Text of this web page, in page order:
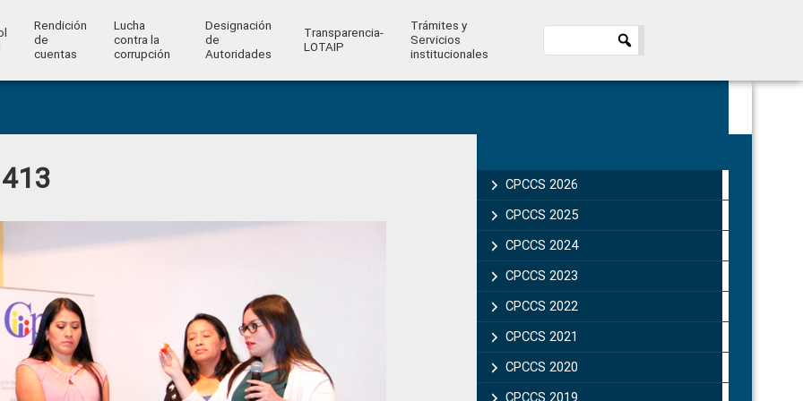
Rendición
de
cuentas
Lucha
contra la
corrupción
Designación
de
Autoridades
Transparencia-
LOTAIP
Trámites y
Servicios
institucionales
Sidebar
CPCCS 2026
CPCCS 2025
CPCCS 2024
CPCCS 2023
CPCCS 2022
CPCCS 2021
CPCCS 2020
CPCCS 2019 .